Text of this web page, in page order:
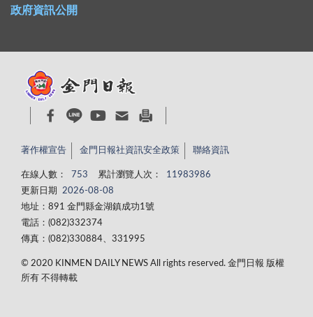
政府資訊公開
著作權宣告 金門日報社資訊安全政策 聯絡資訊
在線人數： 753 累計瀏覽人次：
11983986
更新日期
2026-08-08
地址：891 金門縣金湖鎮成功1號
電話：(082)332374
傳真：(082)330884、331995
© 2020 KINMEN DAILY NEWS All rights reserved. 金門日報 版權
所有 不得轉載